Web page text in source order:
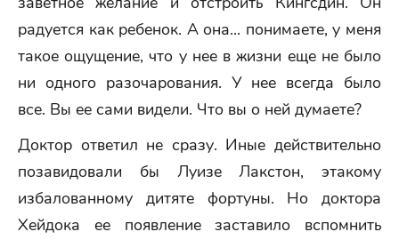
радуется как ребенок. А она... понимаете, у меня
такое ощущение, что у нее в жизни еще не было
ни одного разочарования. У нее всегда было
все. Вы ее сами видели. Что вы о ней думаете?
Доктор ответил не сразу. Иные действительно
позавидовали бы Луизе Лакстон, этакому
избалованному дитяте фортуны. Но доктора
Хейдока ее появление заставило вспомнить